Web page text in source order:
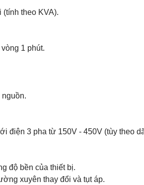
(tính theo KVA).
1 phút.
nguồn.
điện 3 pha từ 150V - 450V (tùy theo
độ bền của thiết bị.
xuyên thay đổi và tụt áp.